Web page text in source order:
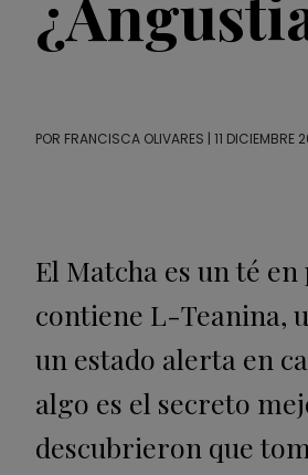
POR FRANCISCA OLIVARES | 11 DICIEMBRE
El Matcha es un té
contiene L-Teanina,
un estado alerta en
algo es el secreto
descubrieron que